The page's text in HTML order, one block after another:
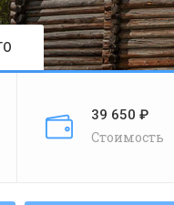
39 650 ₽
Стоимость